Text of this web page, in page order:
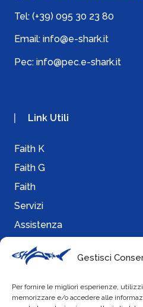
Gestisci
Per fornire le migliori esperienze,
memorizzare e/o accedere alle
Tel: (+39) 095 30 23 80
Email: info@e-shark.it
Pec: info@pec.e-shark.it
Link Utili
Faith K
Faith G
Faith
Servizi
Assistenza